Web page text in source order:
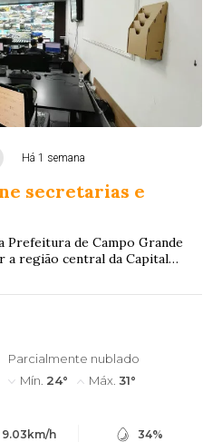
Há 1 semana
secretarias e
Prefeitura de Campo Grande
região central da Capital
Parcialmente nublado
Mín. 24° Máx. 31°
9.03km/h 34%